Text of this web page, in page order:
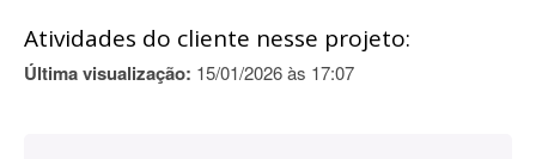
Atividades do cliente nesse projeto:
Última visualização: 15/01/2026 às 17:07